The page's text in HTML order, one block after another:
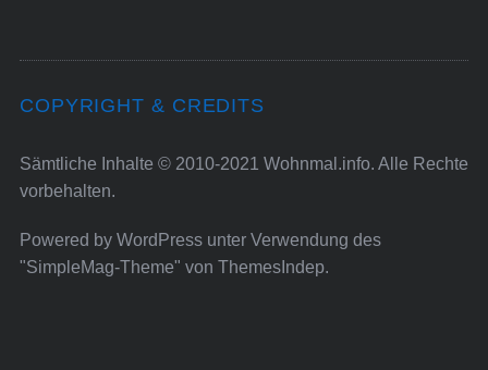
COPYRIGHT & CREDITS
Sämtliche Inhalte © 2010-2021 Wohnmal.info. Alle Rechte
vorbehalten.
Powered by WordPressunter Verwendung des
"SimpleMag-Theme" von ThemesIndep.